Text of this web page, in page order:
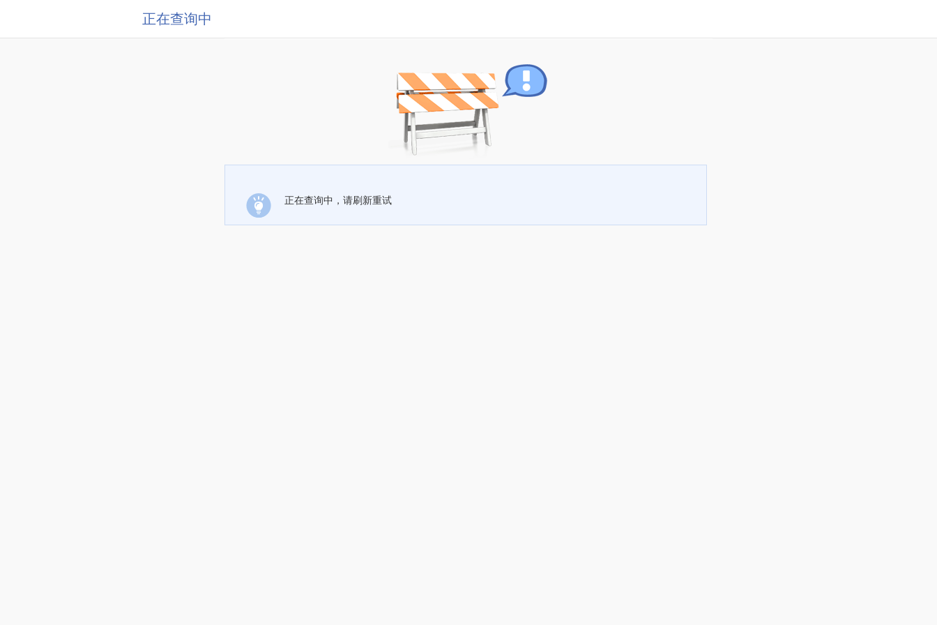
正在查询中
正在查询中，请刷新重试